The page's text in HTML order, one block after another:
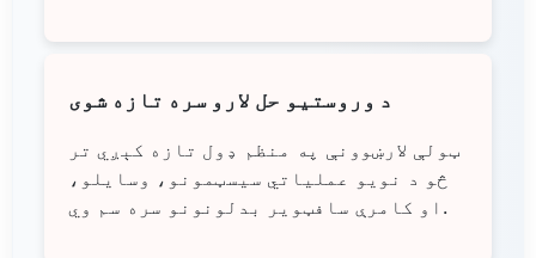
د وروستیو حل لارو سره تازه شوی
ټولې لارښوونې په منظم ډول تازه کېږي تر
څو د نویو عملیاتي سیسټمونو، وسایلو،
او کامرې سافټویر بدلونونو سره سم وي.